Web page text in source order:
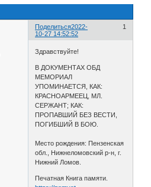
Поделиться 1
2022-
10-27 14:52:52
Здравствуйте!
В ДОКУМЕНТАХ ОБД
МЕМОРИАЛ
УПОМИНАЕТСЯ, КАК:
КРАСНОАРМЕЕЦ, МЛ.
СЕРЖАНТ; КАК:
ПРОПАВШИЙ БЕЗ ВЕСТИ,
ПОГИБШИЙ В БОЮ.
Место рождения: Пензенская
обл., Нижнеломовский р-н, г.
Нижний Ломов.
Печатная Книга памяти.